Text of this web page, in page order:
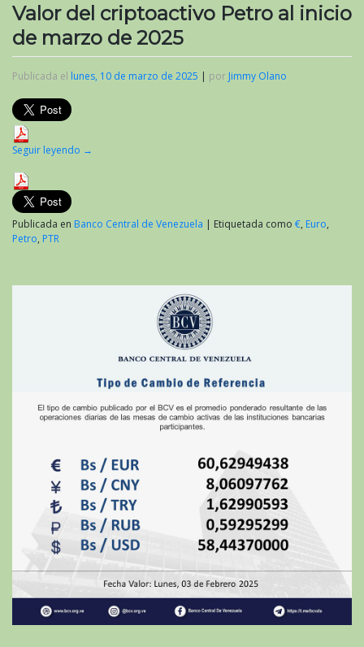
Valor del criptoactivo Petro al inicio
de marzo de 2025
Publicada el lunes, 10 de marzo de 2025 | por Jimmy Olano
Seguir leyendo →
Publicada en Banco Central de Venezuela | Etiquetada como €, Euro,
Petro, PTR